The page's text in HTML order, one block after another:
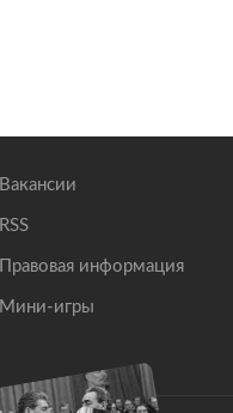
Вакансии
RSS
Правовая информация
Мини-игры